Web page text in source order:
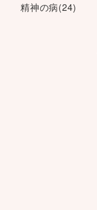
精神の病(24)